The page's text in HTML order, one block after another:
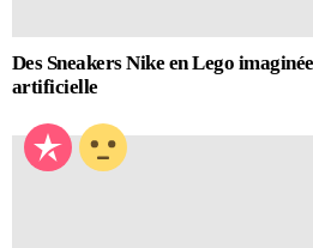
Des Sneakers Nike en Lego
artificielle